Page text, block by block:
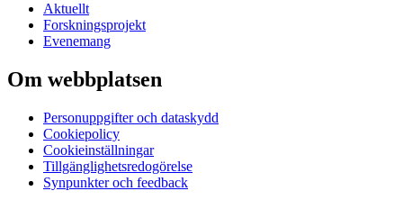
Aktuellt
Forskningsprojekt
Evenemang
Om webbplatsen
Personuppgifter och dataskydd
Cookiepolicy
Cookieinställningar
Tillgänglighetsredogörelse
Synpunkter och feedback